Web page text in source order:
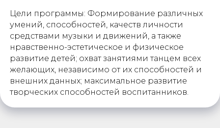
Цели программы: Формирование различных
умений, способностей, качеств личности
средствами музыки и движений, а также
нравственно-эстетическое и физическое
развитие детей; охват занятиями танцем всех
желающих, независимо от их способностей и
внешних данных; максимальное развитие
творческих способностей воспитанников.